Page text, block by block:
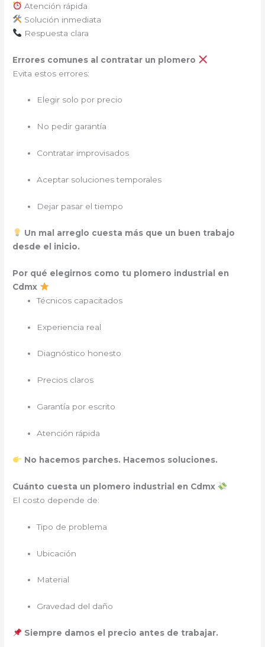
Atención rápida
Solución inmediata
Respuesta clara
Errores comunes al contratar un plomero
Evita estos errores:
Elegir solo por precio
No pedir garantía
Contratar improvisados
Aceptar soluciones temporales
Dejar pasar el tiempo
Un mal arreglo cuesta más que un buen trabajo
desde el inicio.
Por qué elegirnos como tu plomero industrial en
Cdmx
Técnicos capacitados
Experiencia real
Diagnóstico honesto
Precios claros
Garantía por escrito
Atención rápida
No hacemos parches. Hacemos soluciones.
Cuánto cuesta un plomero industrial en Cdmx
El costo depende de:
Tipo de problema
Ubicación
Material
Gravedad del daño
Siempre damos el precio antes de trabajar.